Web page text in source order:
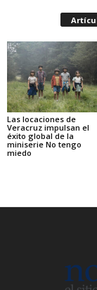
Las locaciones de
Veracruz impulsan el
éxito global de la
miniserie No tengo
miedo